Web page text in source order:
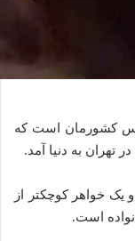
کشورمان است که
یک خواهر کوچکتر از
است.